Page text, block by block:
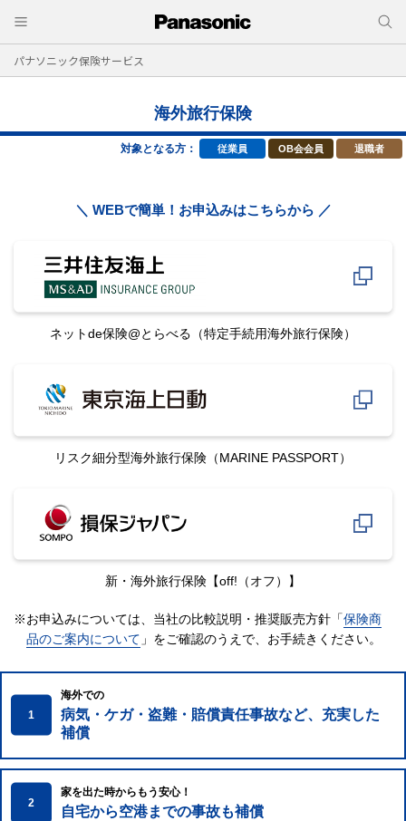
パナソニック保険サービス
海外旅行保険
対象となる方： 従業員 OB会会員 退職者
＼ WEBで簡単！お申込みはこちらから ／
ネットde保険@とらべる （特定手続用海外旅行保険）
リスク細分型海外旅行保険 （MARINE PASSPORT）
新・海外旅行保険 【off!（オフ）】
※お申込みについては、当社の比較説明・推奨販売方針「保険商
品のご案内について 」をご確認のうえで、 お手続きください。
1
海外での
病気・ケガ・盗難・賠償責任事故など、充実した
補償
2
家を出た時からもう安心！
自宅から空港までの事故も補償